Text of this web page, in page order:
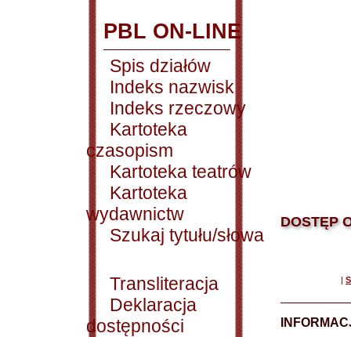
PBL ON-LINE
Spis działów
Indeks nazwisk
Indeks rzeczowy
Kartoteka
czasopism
Kartoteka teatrów
Kartoteka
wydawnictw
Szukaj tytułu/słowa
Transliteracja
Deklaracja
dostępności
DOSTĘP
|